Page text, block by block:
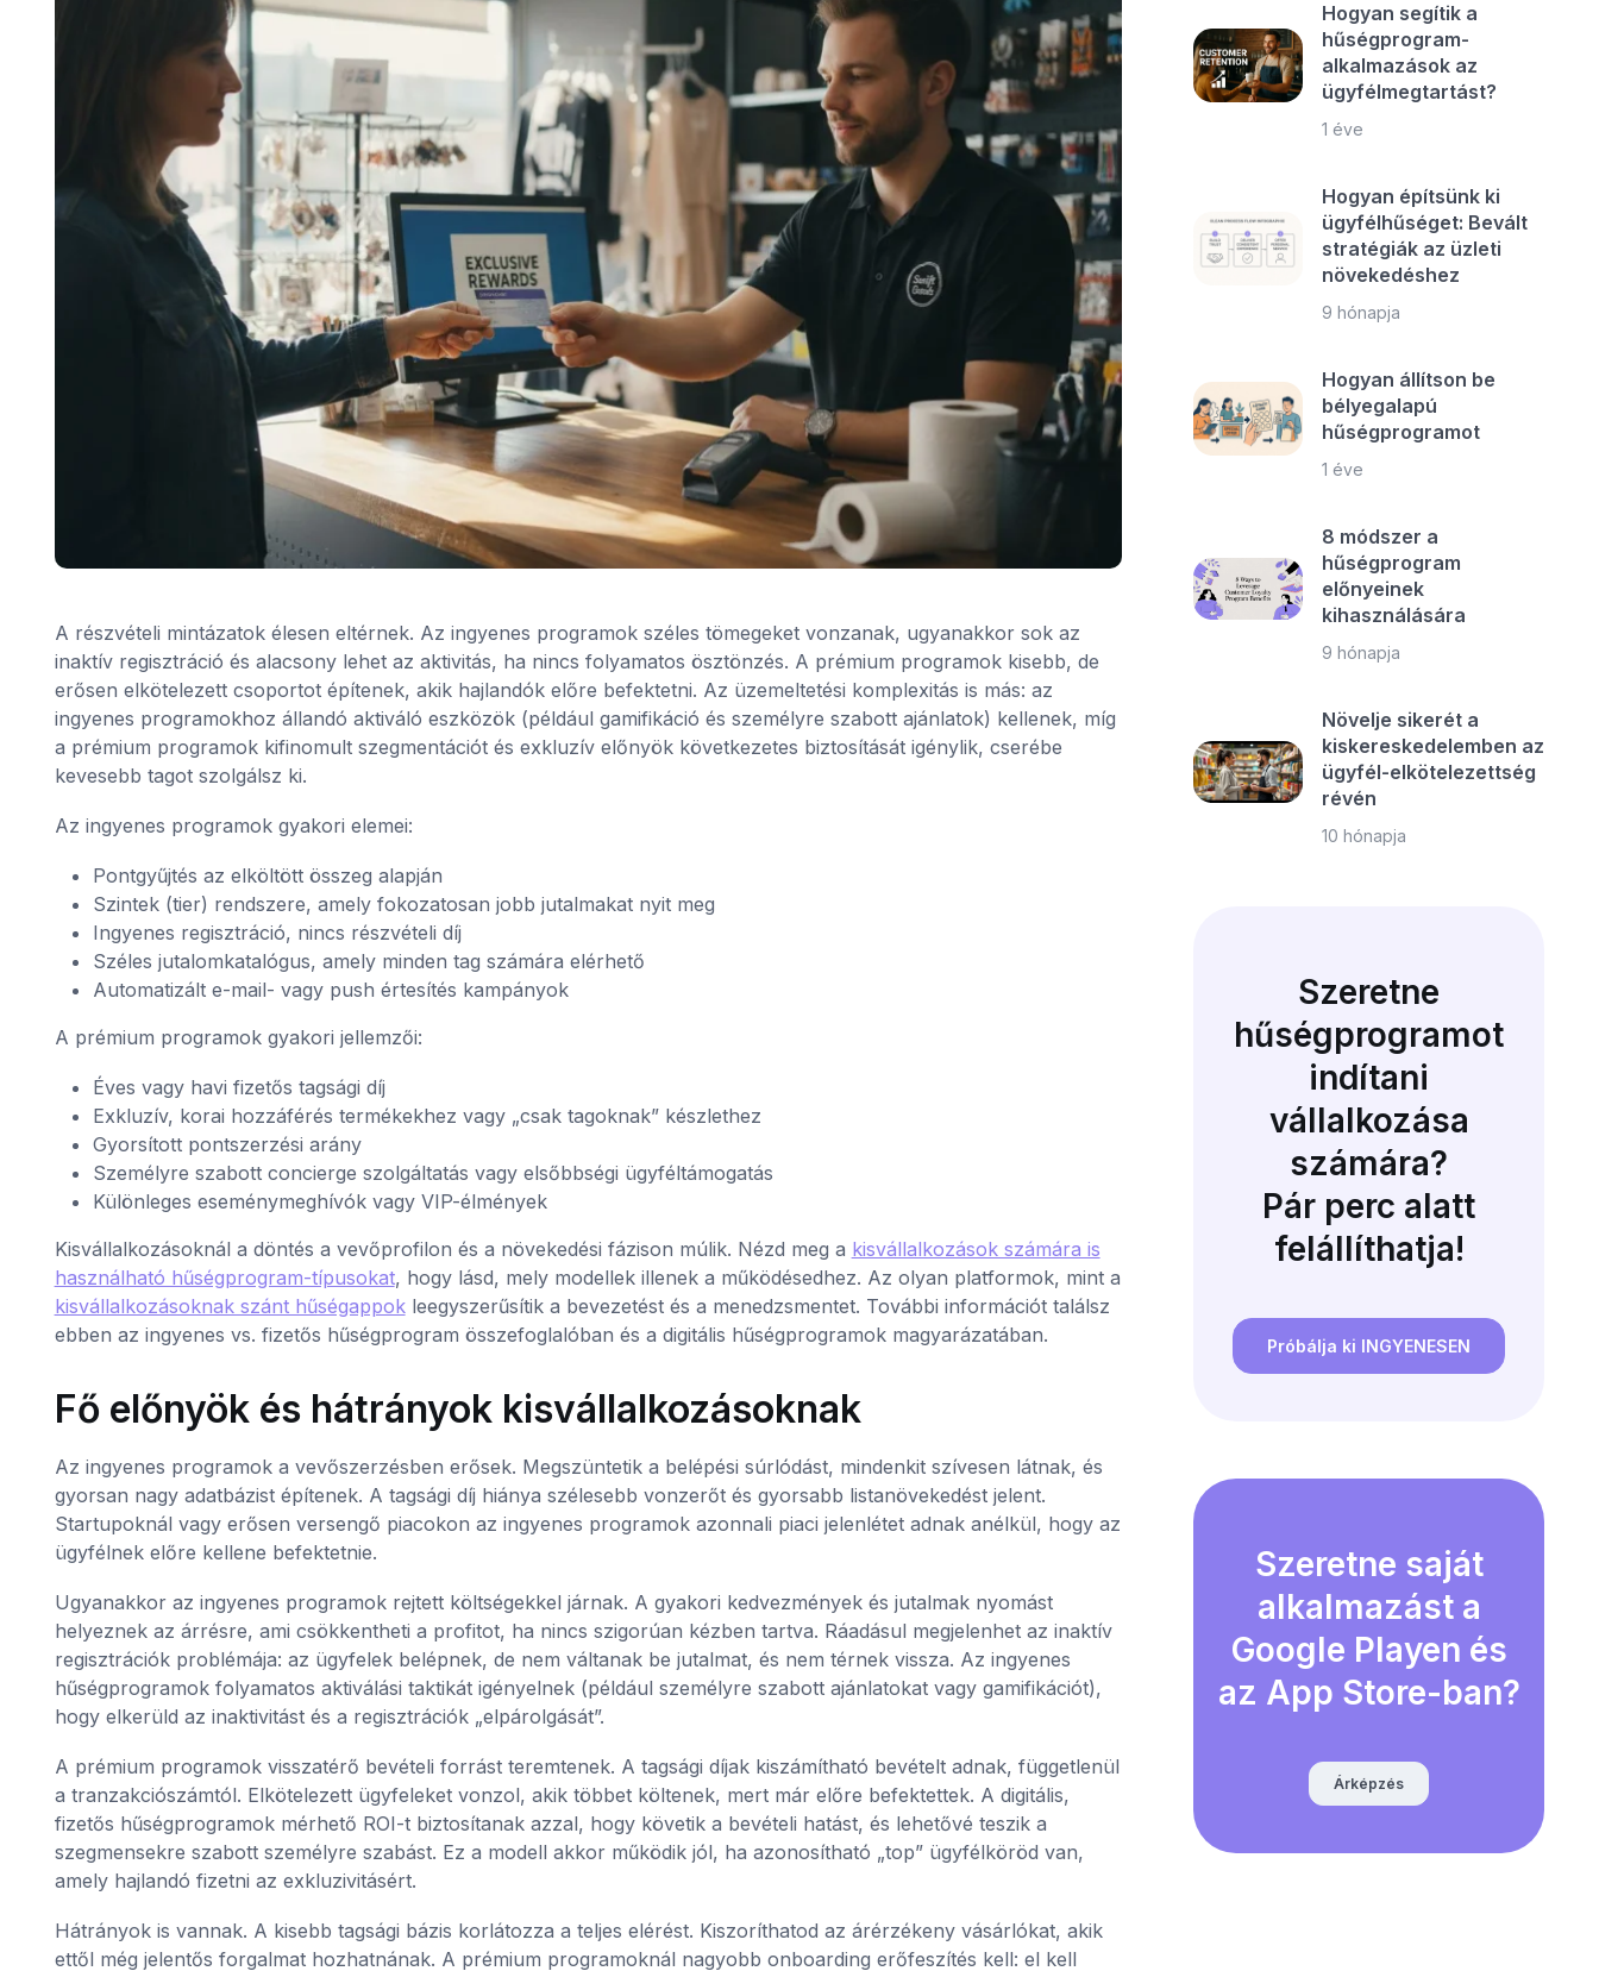
A részvételi mintázatok élesen eltérnek. Az ingyenes programok széles tömegeket vonzanak, ugyanakkor sok az
inaktív regisztráció és alacsony lehet az aktivitás, ha nincs folyamatos ösztönzés. A prémium programok kisebb, de
erősen elkötelezett csoportot építenek, akik hajlandók előre befektetni. Az üzemeltetési komplexitás is más: az
ingyenes programokhoz állandó aktiváló eszközök (például gamifikáció és személyre szabott ajánlatok) kellenek, míg
a prémium programok kifinomult szegmentációt és exkluzív előnyök következetes biztosítását igénylik, cserébe
kevesebb tagot szolgálsz ki.
Az ingyenes programok gyakori elemei:
Pontgyűjtés az elköltött összeg alapján
Szintek (tier) rendszere, amely fokozatosan jobb jutalmakat nyit meg
Ingyenes regisztráció, nincs részvételi díj
Széles jutalomkatalógus, amely minden tag számára elérhető
Automatizált e-mail- vagy push értesítés kampányok
A prémium programok gyakori jellemzői:
Éves vagy havi fizetős tagsági díj
Exkluzív, korai hozzáférés termékekhez vagy „csak tagoknak” készlethez
Gyorsított pontszerzési arány
Személyre szabott concierge szolgáltatás vagy elsőbbségi ügyféltámogatás
Különleges eseménymeghívók vagy VIP-élmények
Kisvállalkozásoknál a döntés a vevőprofilon és a növekedési fázison múlik. Nézd meg a kisvállalkozások számára is
használható hűségprogram-típusokat, hogy lásd, mely modellek illenek a működésedhez. Az olyan platformok, mint a
kisvállalkozásoknak szánt hűségappokleegyszerűsítik a bevezetést és a menedzsmentet. További információt találsz
ebben az ingyenes vs. fizetős hűségprogram összefoglalóban és a digitális hűségprogramok magyarázatában.
Fő előnyök és hátrányok kisvállalkozásoknak
Az ingyenes programok a vevőszerzésben erősek. Megszüntetik a belépési súrlódást, mindenkit szívesen látnak, és
gyorsan nagy adatbázist építenek. A tagsági díj hiánya szélesebb vonzerőt és gyorsabb listanövekedést jelent.
Startupoknál vagy erősen versengő piacokon az ingyenes programok azonnali piaci jelenlétet adnak anélkül, hogy az
ügyfélnek előre kellene befektetnie.
Ugyanakkor az ingyenes programok rejtett költségekkel járnak. A gyakori kedvezmények és jutalmak nyomást
helyeznek az árrésre, ami csökkentheti a profitot, ha nincs szigorúan kézben tartva. Ráadásul megjelenhet az inaktív
regisztrációk problémája: az ügyfelek belépnek, de nem váltanak be jutalmat, és nem térnek vissza. Az ingyenes
hűségprogramok folyamatos aktiválási taktikát igényelnek (például személyre szabott ajánlatokat vagy gamifikációt),
hogy elkerüld az inaktivitást és a regisztrációk „elpárolgását”.
A prémium programok visszatérő bevételi forrást teremtenek. A tagsági díjak kiszámítható bevételt adnak, függetlenül
a tranzakciószámtól. Elkötelezett ügyfeleket vonzol, akik többet költenek, mert már előre befektettek. A digitális,
fizetős hűségprogramok mérhető ROI-t biztosítanak azzal, hogy követik a bevételi hatást, és lehetővé teszik a
szegmensekre szabott személyre szabást. Ez a modell akkor működik jól, ha azonosítható „top” ügyfélköröd van,
amely hajlandó fizetni az exkluzivitásért.
Hátrányok is vannak. A kisebb tagsági bázis korlátozza a teljes elérést. Kiszoríthatod az árérzékeny vásárlókat, akik
ettől még jelentős forgalmat hozhatnának. A prémium programoknál nagyobb onboarding erőfeszítés kell: el kell
Hogyan segítik a
hűségprogram-
alkalmazások az
ügyfélmegtartást?
1 éve
Hogyan építsünk ki
ügyfélhűséget: Bevált
stratégiák az üzleti
növekedéshez
9 hónapja
Hogyan állítson be
bélyegalapú
hűségprogramot
1 éve
8 módszer a
hűségprogram
előnyeinek
kihasználására
9 hónapja
Növelje sikerét a
kiskereskedelemben az
ügyfél-elkötelezettség
révén
10 hónapja
Szeretne
hűségprogramot
indítani
vállalkozása
számára?
Pár perc alatt
felállíthatja!
Próbálja ki INGYENESEN
Szeretne saját
alkalmazást a
Google Playen és
az App Store-ban?
Árképzés